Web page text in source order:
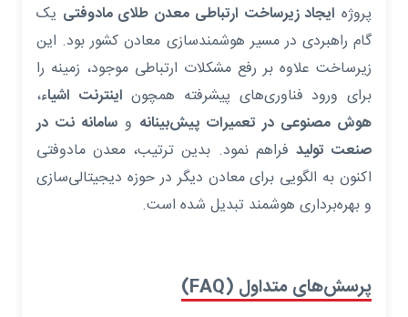
پروژه ایجاد زیرساخت ارتباطی معدن طلای مادوفتی یک
گام راهبردی در مسیر هوشمندسازی معادن کشور بود. این
زیرساخت علاوه بر رفع مشکلات ارتباطی موجود، زمینه را
برای ورود فناوری‌های پیشرفته همچون اینترنت اشیاء،
هوش مصنوعی در تعمیرات پیش‌بینانه و سامانه نت در
صنعت تولید فراهم نمود. بدین ترتیب، معدن مادوفتی
اکنون به الگویی برای معادن دیگر در حوزه دیجیتالی‌سازی
و بهره‌برداری هوشمند تبدیل شده است.
پرسش‌های متداول (FAQ)